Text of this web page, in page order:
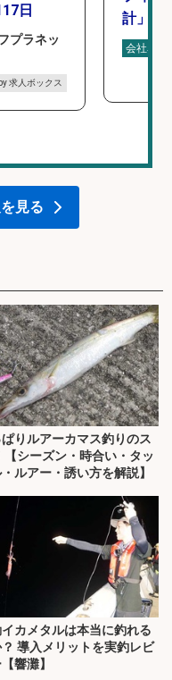
日
プラネッ
求人ボックス
計」
会社名
見る
ぱりルアーカマス釣りのス
【シーズン・時合い・タッ
ルアー・誘い方を解説】
カメタルは本当に釣れる
導入メリットを実釣レビ
響灘】